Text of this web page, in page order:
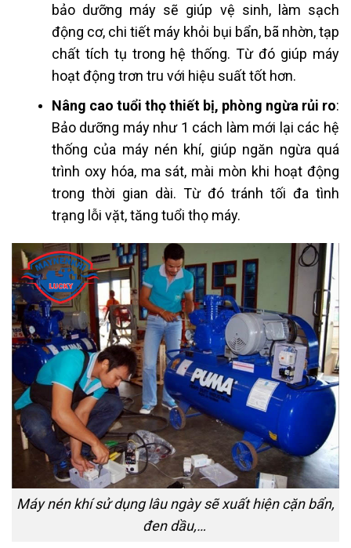
bảo dưỡng máy sẽ giúp vệ sinh, làm sạch
động cơ, chi tiết máy khỏi bụi bẩn, bã nhờn, tạp
chất tích tụ trong hệ thống. Từ đó giúp máy
hoạt động trơn tru với hiệu suất tốt hơn.
Nâng cao tuổi thọ thiết bị, phòng ngừa rủi ro:
Bảo dưỡng máy như 1 cách làm mới lại các hệ
thống của máy nén khí, giúp ngăn ngừa quá
trình oxy hóa, ma sát, mài mòn khi hoạt động
trong thời gian dài. Từ đó tránh tối đa tình
trạng lỗi vặt, tăng tuổi thọ máy.
Máy nén khí sử dụng lâu ngày sẽ xuất hiện cặn bẩn,
đen dầu,…